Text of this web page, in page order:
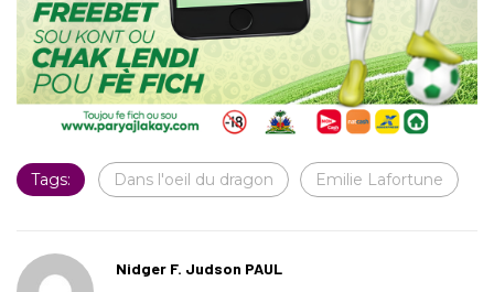
Tags: Dans l'oeil du dragon Emilie Lafortune
Nidger F. Judson PAUL